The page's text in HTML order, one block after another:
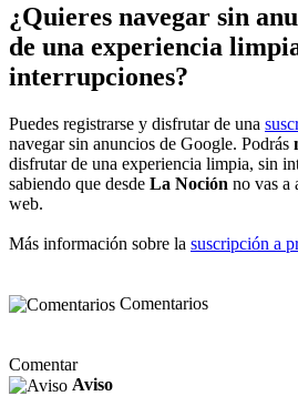
¿Quieres navegar sin
de una experiencia
interrupciones?
Puedes registrarse y disfrutar de una
navegar sin anuncios de Google. Podrás
disfrutar de una experiencia limpia, sin
sabiendo que desde La Noción no vas a
web.
Más información sobre la suscripción a
Comentarios
Comentar
Aviso